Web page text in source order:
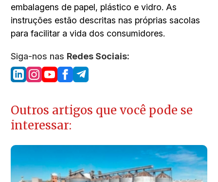
embalagens de papel, plástico e vidro. As
instruções estão descritas nas próprias sacolas
para facilitar a vida dos consumidores.
Siga-nos nas Redes Sociais:
Outros artigos que você pode se
interessar: